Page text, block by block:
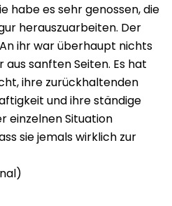
habe es sehr genossen, die
herauszuarbeiten. Der
ihr war überhaupt nichts
sanften Seiten. Es hat
ihre zurückhaltenden
und ihre ständige
einzelnen Situation
sie jemals wirklich zur